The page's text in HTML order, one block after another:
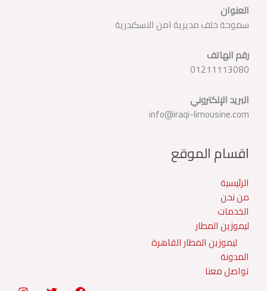
العنوان
سموحة خلف مديرية امن الاسكندرية
رقم الهاتف
01211113080
البريد الإلكتروني
info@iraqi-limousine.com
اقسام الموقع
الرئيسية
من نحن
الخدمات
ليموزين المطار
ليموزين المطار القاهرة
المدونة
تواصل معنا